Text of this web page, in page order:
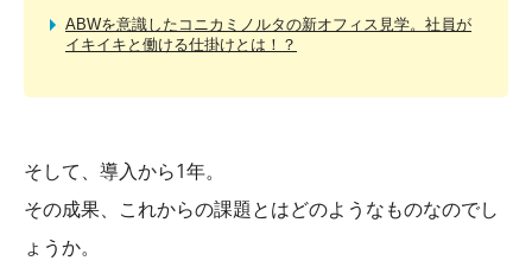
ABWを意識したコニカミノルタの新オフィス見学。社員が
イキイキと働ける仕掛けとは！？
そして、導入から1年。
その成果、これからの課題とはどのようなものなのでし
ょうか。